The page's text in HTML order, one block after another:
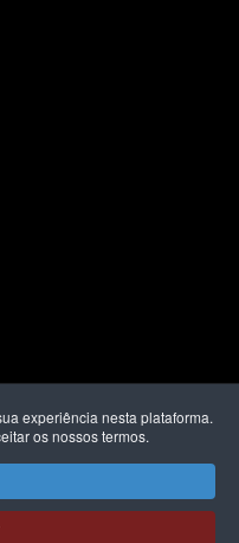
Footwear & Co.. Todos os
experiência nesta plataforma.
os nossos termos.